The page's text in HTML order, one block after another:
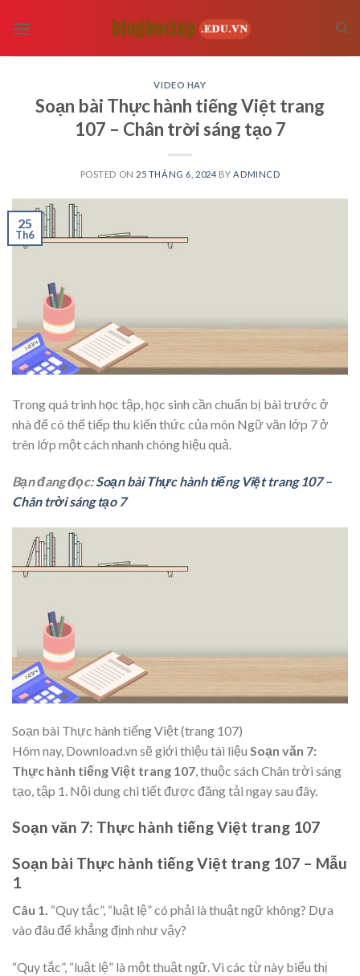
VIDEO HAY
Soạn bài Thực hành tiếng Việt trang
107 – Chân trời sáng tạo 7
POSTED ON 25 THÁNG 6, 2024 BY ADMINCD
25
Th6
Trong quá trình học tập, học sinh cần chuẩn bị bài trước ở
nhà để có thể tiếp thu kiến thức của môn Ngữ văn lớp 7 ở
trên lớp một cách nhanh chóng hiệu quả.
Bạn đang đọc:Soạn bài Thực hành tiếng Việt trang 107 –
Chân trời sáng tạo 7
Soạn bài Thực hành tiếng Việt (trang 107)
Hôm nay, Download.vn sẽ giới thiệu tài liệu Soạn văn 7:
Thực hành tiếng Việt trang 107, thuộc sách Chân trời sáng
tạo, tập 1. Nội dung chi tiết được đăng tải ngay sau đây.
Soạn văn 7: Thực hành tiếng Việt trang 107
Soạn bài Thực hành tiếng Việt trang 107 – Mẫu
1
Câu 1. “Quy tắc”, “luật lệ” có phải là thuật ngữ không? Dựa
vào đâu để khẳng định như vậy?
“Quy tắc”, “luật lệ” là một thuật ngữ. Vì các từ này biểu thị